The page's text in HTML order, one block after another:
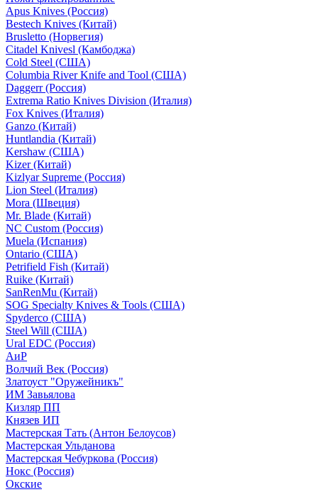
Apus Knives (Россия)
Bestech Knives (Китай)
Brusletto (Норвегия)
Citadel Knivesl (Камбоджа)
Cold Steel (США)
Columbia River Knife and Tool (США)
Daggerr (Россия)
Extrema Ratio Knives Division (Италия)
Fox Knives (Италия)
Ganzo (Китай)
Huntlandia (Китай)
Kershaw (США)
Kizer (Китай)
Kizlyar Supreme (Россия)
Lion Steel (Италия)
Mora (Швеция)
Mr. Blade (Китай)
NC Custom (Россия)
Muela (Испания)
Ontario (США)
Petrifield Fish (Китай)
Ruike (Китай)
SanRenMu (Китай)
SOG Specialty Knives & Tools (США)
Spyderco (США)
Steel Will (США)
Ural EDC (Россия)
АиР
Волчий Век (Россия)
Златоуст "Оружейникъ"
ИМ Завьялова
Кизляр ПП
Князев ИП
Мастерская Тать (Антон Белоусов)
Мастерская Ульданова
Мастерская Чебуркова (Россия)
Нокс (Россия)
Окские